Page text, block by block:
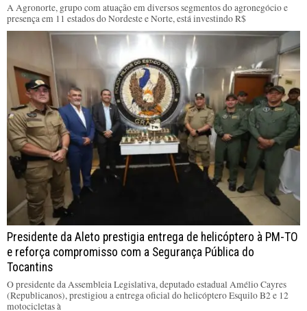
A Agronorte, grupo com atuação em diversos segmentos do agronegócio e
presença em 11 estados do Nordeste e Norte, está investindo R$
Presidente da Aleto prestigia entrega de helicóptero à PM-TO
e reforça compromisso com a Segurança Pública do
Tocantins
O presidente da Assembleia Legislativa, deputado estadual Amélio Cayres
(Republicanos), prestigiou a entrega oficial do helicóptero Esquilo B2 e 12
motocicletas à